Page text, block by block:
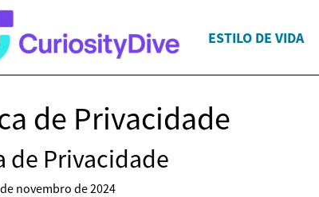
ESTILO DE VIDA
de Privacidade
de Privacidade
novembro de 2024